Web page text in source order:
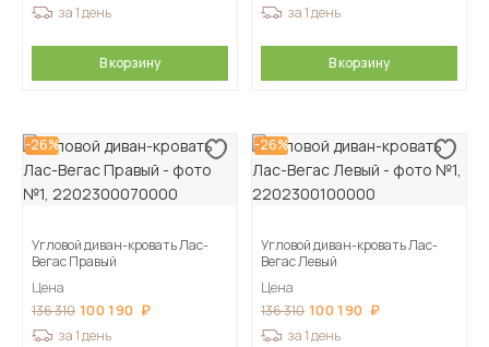
за 1 день
В корзину
за 1 день
В корзину
-26%
Угловой диван-кровать Лас-
Вегас Правый
Цена
136 310 100 190
за 1 день
-26%
Угловой диван-кровать Лас-
Вегас Левый
Цена
136 310 100 190
за 1 день